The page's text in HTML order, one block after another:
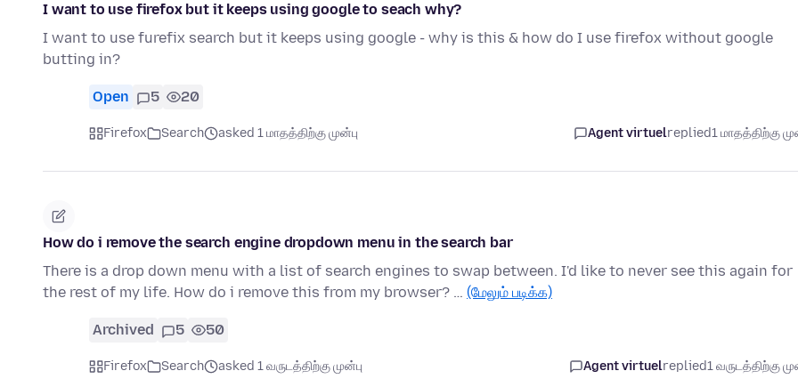
I want to use firefox but it keeps using google to seach why?
I want to use furefix search but it keeps using google - why is this & how do I use firefox without google
butting in?
Open 5 20
Firefox Search asked 1 மாதத்திற்கு முன்பு Agent virtuelreplied1 மாதத்திற்கு
How do i remove the search engine dropdown menu in the search bar
There is a drop down menu with a list of search engines to swap between. I'd like to never see this again for
the rest of my life. How do i remove this from my browser? … (மேலும் படிக்க)
Archived 5 50
Firefox Search asked 1 வருடத்திற்கு முன்பு Agent virtuelreplied1 வருடத்திற்கு